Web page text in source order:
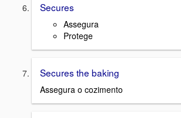
Secures
Assegura
Protege
Secures the baking
Assegura o cozimento